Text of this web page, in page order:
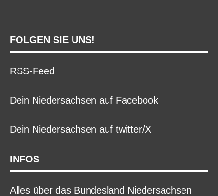
FOLGEN SIE UNS!
RSS-Feed
Dein Niedersachsen auf Facebook
Dein Niedersachsen auf twitter/X
INFOS
Alles über das Bundesland Niedersachsen